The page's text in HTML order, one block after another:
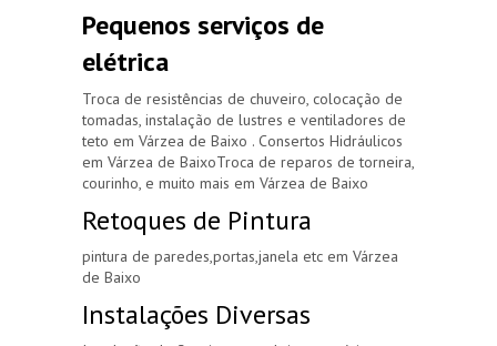
Pequenos serviços de
elétrica
Troca de resistências de chuveiro, colocação de
tomadas, instalação de lustres e ventiladores de
teto em Várzea de Baixo . Consertos Hidráulicos
em Várzea de BaixoTroca de reparos de torneira,
courinho, e muito mais em Várzea de Baixo
Retoques de Pintura
pintura de paredes,portas,janela etc em Várzea
de Baixo
Instalações Diversas